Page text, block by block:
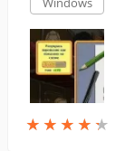
★ ★ ★ ★ ★
★ ★ ★ ★ ★